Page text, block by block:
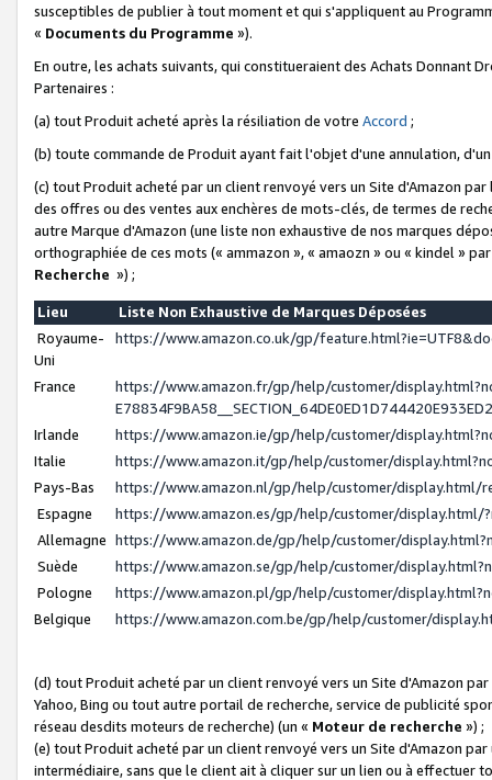
susceptibles de publier à tout moment et qui s'appliquent au
« Documents du Programme »).
En outre, les achats suivants, qui constitueraient des Achats Donnant
Partenaires :
(a) tout Produit acheté après la résiliation de votre Accord ;
(b) toute commande de Produit ayant fait l'objet d'une annulation,
(c) tout Produit acheté par un client renvoyé vers un Site d'Amazon
des offres ou des ventes aux enchères de mots-clés, de termes de
autre Marque d'Amazon (une liste non exhaustive de nos marques
orthographiée de ces mots (« ammazon », « amaozn » ou « kindel »
Recherche ») ;
Lieu
Liste Non Exhaustive de Marques Déposées
Royaume-
Uni
https://www.amazon.co.uk/gp/
France
https://www.amazon.fr/gp/help/customer/
Irlande
https://www.amazon.ie/gp/help/customer/
Italie
https://www.amazon.it/gp/help/customer/
Pays-Bas
https://www.amazon.nl/gp/help/customer/display.html/
Espagne
https://www.amazon.es/gp/help/customer/display.html/
Allemagne https://www.amazon.de/gp/help/customer/
Suède
https://www.amazon.se/gp/help/customer/
Pologne
https://www.amazon.pl/gp/help/customer/
Belgique
https://www.amazon.com.be/gp/help/customer/
(d) tout Produit acheté par un client renvoyé vers un Site d'Amazon
Yahoo, Bing ou tout autre portail de recherche, service de publicité
réseau desdits moteurs de recherche) (un « Moteur de recherche ») ;
(e) tout Produit acheté par un client renvoyé vers un Site d'Amazon
intermédiaire, sans que le client ait à cliquer sur un lien ou à